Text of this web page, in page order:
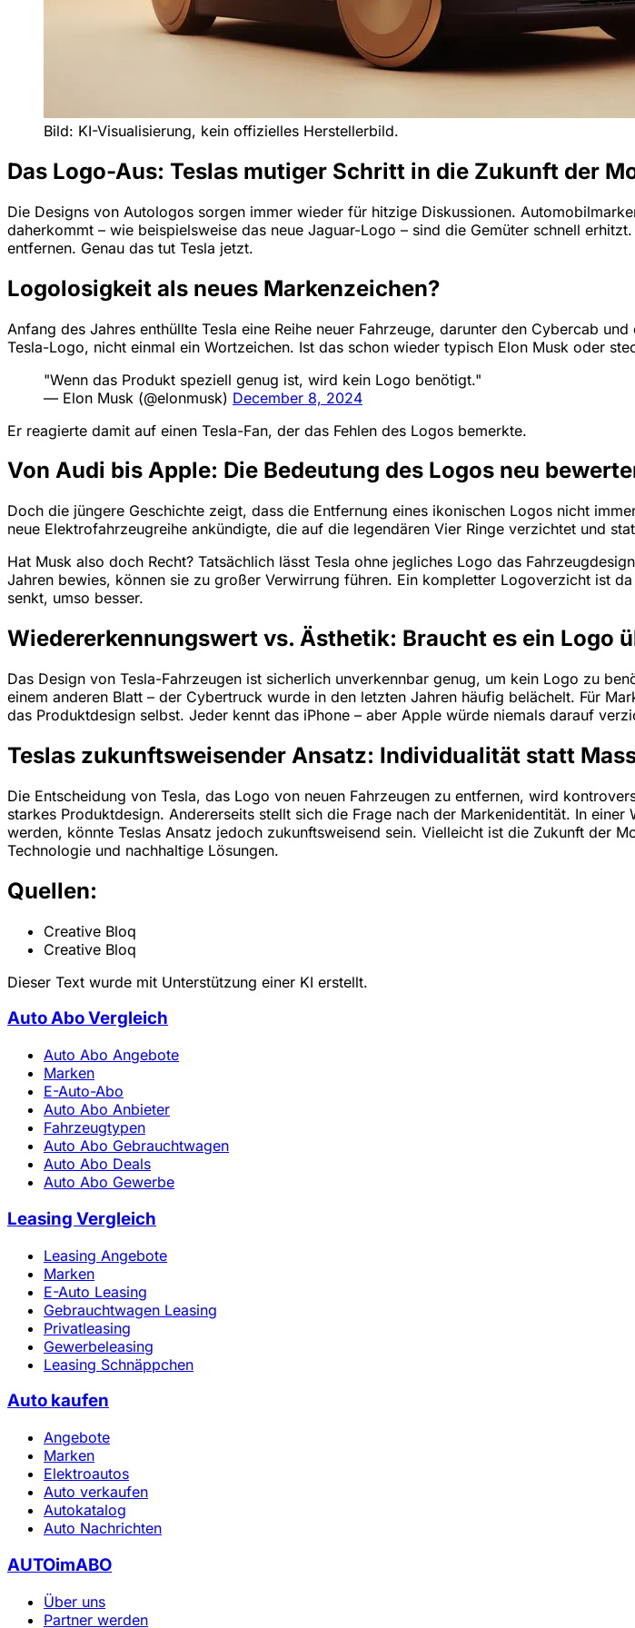
Bild: KI-Visualisierung, kein offizielles Herstellerbild.
Das Logo-Aus: Teslas mutiger Schritt in die Zukunft der
Die Designs von Autologos sorgen immer wieder für hitzige Diskussionen.
daherkommt – wie beispielsweise das neue Jaguar-Logo – sind die Gemüter schnell
entfernen. Genau das tut Tesla jetzt.
Logolosigkeit als neues Markenzeichen?
Anfang des Jahres enthüllte Tesla eine Reihe neuer Fahrzeuge, darunter den Cybercab
Tesla-Logo, nicht einmal ein Wortzeichen. Ist das schon wieder typisch Elon Musk oder
"Wenn das Produkt speziell genug ist, wird kein Logo benötigt."
— Elon Musk (@elonmusk) December 8, 2024
Er reagierte damit auf einen Tesla-Fan, der das Fehlen des Logos bemerkte.
Von Audi bis Apple: Die Bedeutung des Logos neu
Doch die jüngere Geschichte zeigt, dass die Entfernung eines ikonischen Logos nicht
neue Elektrofahrzeugreihe ankündigte, die auf die legendären Vier Ringe verzichtet und
Hat Musk also doch Recht? Tatsächlich lässt Tesla ohne jegliches Logo das
Jahren bewies, können sie zu großer Verwirrung führen. Ein kompletter Logoverzicht ist
senkt, umso besser.
Wiedererkennungswert vs. Ästhetik: Braucht es ein Logo
Das Design von Tesla-Fahrzeugen ist sicherlich unverkennbar genug, um kein Logo zu
einem anderen Blatt – der Cybertruck wurde in den letzten Jahren häufig belächelt. Für
das Produktdesign selbst. Jeder kennt das iPhone – aber Apple würde niemals darauf
Teslas zukunftsweisender Ansatz: Individualität statt
Die Entscheidung von Tesla, das Logo von neuen Fahrzeugen zu entfernen, wird
starkes Produktdesign. Andererseits stellt sich die Frage nach der Markenidentität. In
werden, könnte Teslas Ansatz jedoch zukunftsweisend sein. Vielleicht ist die Zukunft der
Technologie und nachhaltige Lösungen.
Quellen:
Creative Bloq
Creative Bloq
Dieser Text wurde mit Unterstützung einer KI erstellt.
Auto Abo Vergleich
Auto Abo Angebote
Marken
E-Auto-Abo
Auto Abo Anbieter
Fahrzeugtypen
Auto Abo Gebrauchtwagen
Auto Abo Deals
Auto Abo Gewerbe
Leasing Vergleich
Leasing Angebote
Marken
E-Auto Leasing
Gebrauchtwagen Leasing
Privatleasing
Gewerbeleasing
Leasing Schnäppchen
Auto kaufen
Angebote
Marken
Elektroautos
Auto verkaufen
Autokatalog
Auto Nachrichten
AUTOimABO
Über uns
Partner werden